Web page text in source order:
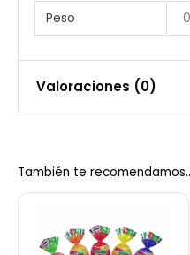
Peso
Valoraciones (0)
Sé el primero
Wafer 398Gr
Debesaccederpara
También te